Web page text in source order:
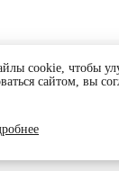
2018-2026. Все
cookie, чтобы
сайтом, вы